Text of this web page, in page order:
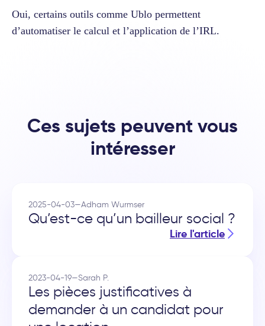
Oui, certains outils comme Ublo permettent
d’automatiser le calcul et l’application de l’IRL.
Ces sujets peuvent vous
intéresser
2025-04-03—Adham Wurmser
Qu’est-ce qu’un bailleur social ?
Lire l'article
2023-04-19—Sarah P.
Les pièces justificatives à
demander à un candidat pour